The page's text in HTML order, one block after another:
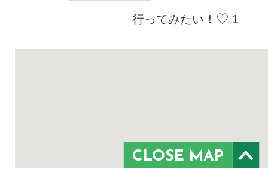
行ってみたい！ ♡ 1
CLOSE MAP